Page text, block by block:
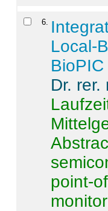
6
Local-
BioPIC
Dr.
point-